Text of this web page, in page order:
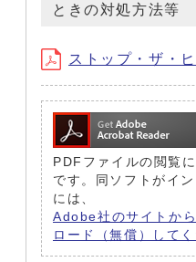
ときの対処方法等
ストップ・ザ・ヒ
PDFファイルの閲覧
です。同ソフトがイ
には、
Adobe社のサイトか
ロード（無償）してく